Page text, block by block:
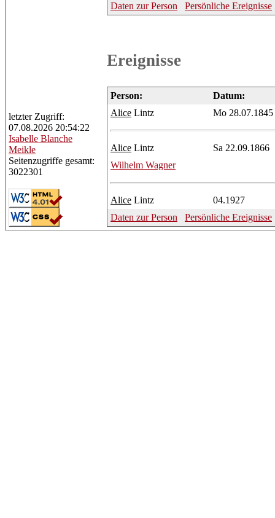
Daten zur Person Persönliche Ereignisse
Ereignisse
Person:
Datum:
Alice Lintz Mo 28.07.1845
Alice Lintz
Sa 22.09.1866
Wilhelm Wagner
Alice Lintz
04.1927
Daten zur Person
Persönliche Ereignisse
letzter Zugriff:
07.08.2026 20:54:22
Isabelle Blanche
Meikle
Seitenzugriffe gesamt:
3022301